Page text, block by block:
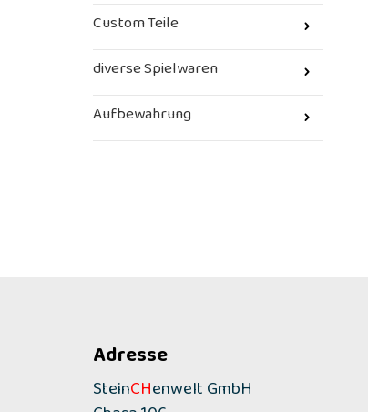
Custom Teile
diverse Spielwaren
Aufbewahrung
Adresse
SteinCHenwelt GmbH